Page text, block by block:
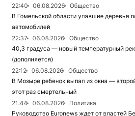
22:40 06.08.2026
Общество
В Гомельской области упавшие деревья
автомобилей
22:37
06.08.2026
Общество
40,3 градуса — новый температурный
(дополняется)
22:12
06.08.2026
Общество
В Мозыре ребенок выпал из окна —
этот раз смертельный
21:44
06.08.2026
Политика
Руководство Euronews ждет от властей